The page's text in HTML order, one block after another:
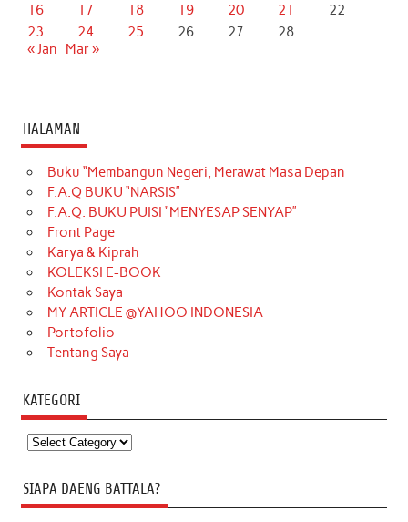
16
17 18 19 20 21
22
23
24 25 26 27
28
« Jan
Mar »
HALAMAN
Buku “Membangun Negeri, Merawat Masa Depan
F.A.Q BUKU “NARSIS”
F.A.Q. BUKU PUISI “MENYESAP SENYAP”
Front Page
Karya & Kiprah
KOLEKSI E-BOOK
Kontak Saya
MY ARTICLE @YAHOO INDONESIA
Portofolio
Tentang Saya
KATEGORI
Kategori
SIAPA DAENG BATTALA?